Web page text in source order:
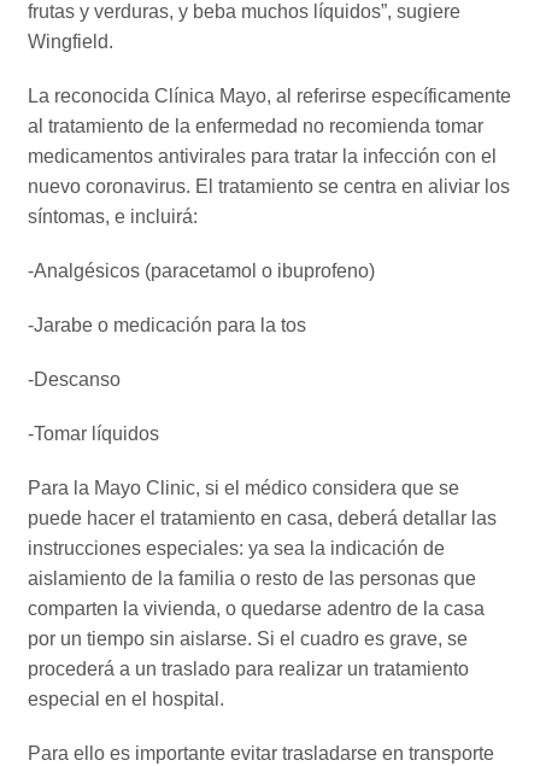
frutas y verduras, y beba muchos líquidos”, sugiere
Wingfield.
La reconocida Clínica Mayo, al referirse específicamente
al tratamiento de la enfermedad no recomienda tomar
medicamentos antivirales para tratar la infección con el
nuevo coronavirus. El tratamiento se centra en aliviar los
síntomas, e incluirá:
-Analgésicos (paracetamol o ibuprofeno)
-Jarabe o medicación para la tos
-Descanso
-Tomar líquidos
Para la Mayo Clinic, si el médico considera que se
puede hacer el tratamiento en casa, deberá detallar las
instrucciones especiales: ya sea la indicación de
aislamiento de la familia o resto de las personas que
comparten la vivienda, o quedarse adentro de la casa
por un tiempo sin aislarse. Si el cuadro es grave, se
procederá a un traslado para realizar un tratamiento
especial en el hospital.
Para ello es importante evitar trasladarse en transporte